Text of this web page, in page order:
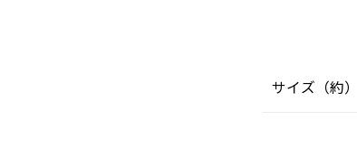
サイズ（約）